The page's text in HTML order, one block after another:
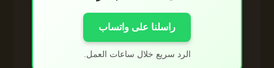
راسلنا على واتساب
الرد سريع خلال ساعات العمل.